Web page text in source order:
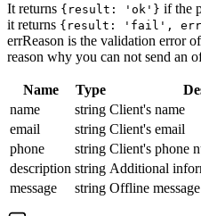
It returns {result: 'ok'} if the
it returns {result: 'fail',
errReason is the validation error
reason why you can not send an
Name Type
name
string Client's name
email
string Client's email
phone
string Client's phone
description string Additional
message
string Offline